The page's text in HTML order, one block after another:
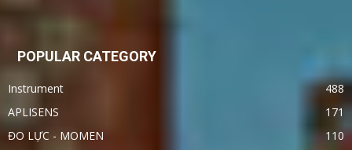
POPULAR CATEGORY
Instrument
488
APLISENS
171
ĐO LỰC - MOMEN
110